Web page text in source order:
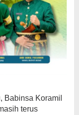
Babinsa Koramil
terus